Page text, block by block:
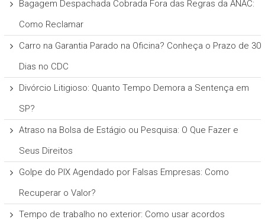
Bagagem Despachada Cobrada Fora das Regras da ANAC:
Como Reclamar
Carro na Garantia Parado na Oficina? Conheça o Prazo de 30
Dias no CDC
Divórcio Litigioso: Quanto Tempo Demora a Sentença em
SP?
Atraso na Bolsa de Estágio ou Pesquisa: O Que Fazer e
Seus Direitos
Golpe do PIX Agendado por Falsas Empresas: Como
Recuperar o Valor?
Tempo de trabalho no exterior: Como usar acordos